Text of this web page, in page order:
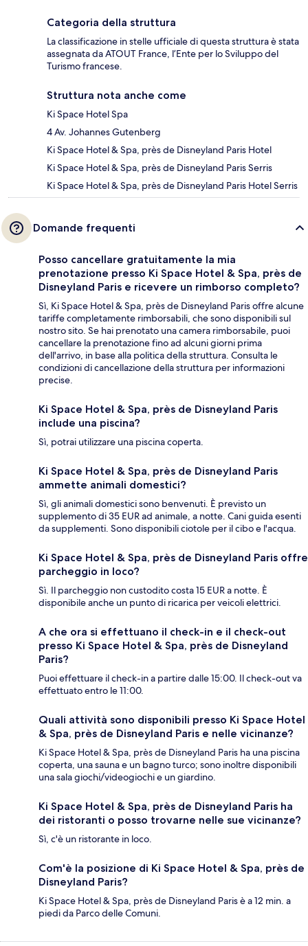
Categoria della struttura
La classificazione in stelle ufficiale di questa struttura è stata
assegnata da ATOUT France, l’Ente per lo Sviluppo del
Turismo francese.
Struttura nota anche come
Ki Space Hotel Spa
4 Av. Johannes Gutenberg
Ki Space Hotel & Spa, près de Disneyland Paris Hotel
Ki Space Hotel & Spa, près de Disneyland Paris Serris
Ki Space Hotel & Spa, près de Disneyland Paris Hotel Serris
Domande frequenti
Posso cancellare gratuitamente la mia
prenotazione presso Ki Space Hotel & Spa, près de
Disneyland Paris e ricevere un rimborso completo?
Sì, Ki Space Hotel & Spa, près de Disneyland Paris offre alcune
tariffe completamente rimborsabili, che sono disponibili sul
nostro sito. Se hai prenotato una camera rimborsabile, puoi
cancellare la prenotazione fino ad alcuni giorni prima
dell'arrivo, in base alla politica della struttura. Consulta le
condizioni di cancellazione della struttura per informazioni
precise.
Ki Space Hotel & Spa, près de Disneyland Paris
include una piscina?
Sì, potrai utilizzare una piscina coperta.
Ki Space Hotel & Spa, près de Disneyland Paris
ammette animali domestici?
Sì, gli animali domestici sono benvenuti. È previsto un
supplemento di 35 EUR ad animale, a notte. Cani guida esenti
da supplementi. Sono disponibili ciotole per il cibo e l'acqua.
Ki Space Hotel & Spa, près de Disneyland Paris offre
parcheggio in loco?
Sì. Il parcheggio non custodito costa 15 EUR a notte. È
disponibile anche un punto di ricarica per veicoli elettrici.
A che ora si effettuano il check-in e il check-out
presso Ki Space Hotel & Spa, près de Disneyland
Paris?
Puoi effettuare il check-in a partire dalle 15:00. Il check-out va
effettuato entro le 11:00.
Quali attività sono disponibili presso Ki Space Hotel
& Spa, près de Disneyland Paris e nelle vicinanze?
Ki Space Hotel & Spa, près de Disneyland Paris ha una piscina
coperta, una sauna e un bagno turco; sono inoltre disponibili
una sala giochi/videogiochi e un giardino.
Ki Space Hotel & Spa, près de Disneyland Paris ha
dei ristoranti o posso trovarne nelle sue vicinanze?
Sì, c'è un ristorante in loco.
Com'è la posizione di Ki Space Hotel & Spa, près de
Disneyland Paris?
Ki Space Hotel & Spa, près de Disneyland Paris è a 12 min. a
piedi da Parco delle Comuni.